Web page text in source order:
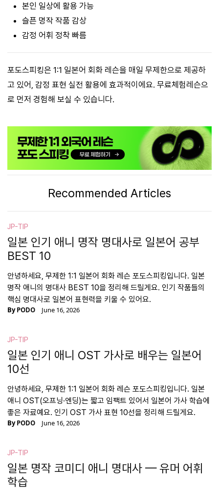
본인 일상에 활용 가능
슬픈 명작 작품 감상
감정 어휘 정착 빠름
포도스피킹은 1:1 일본어 회화 레슨을 매일 무제한으로 제공하
고 있어, 감정 표현 실전 활용에 효과적이에요. 무료체험레슨으
로 먼저 경험해 보실 수 있습니다.
Recommended Articles
JP-TIP
일본 인기 애니 명작 명대사로 일본어 공부
BEST 10
안녕하세요, 무제한 1:1 일본어 회화 레슨 포도스피킹입니다. 일본
명작 애니의 명대사 BEST 10을 정리해 드릴게요. 인기 작품들의
핵심 명대사로 일본어 표현력을 키울 수 있어요.
ByPODO June 16, 2026
JP-TIP
일본 인기 애니 OST 가사로 배우는 일본어
10선
안녕하세요, 무제한 1:1 일본어 회화 레슨 포도스피킹입니다. 일본
애니 OST(오프닝·엔딩)는 짧고 임팩트 있어서 일본어 가사 학습에
좋은 자료예요. 인기 OST 가사 표현 10선을 정리해 드릴게요.
ByPODO June 16, 2026
JP-TIP
일본 명작 코미디 애니 명대사 — 유머 어휘
학습